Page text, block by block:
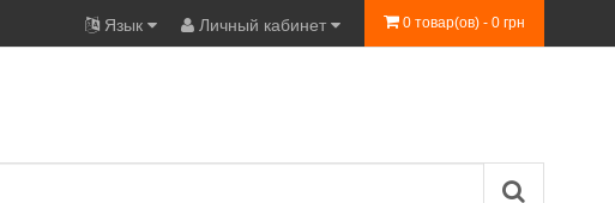
0 товар(ов) - 0 грн
Язык Личный кабинет